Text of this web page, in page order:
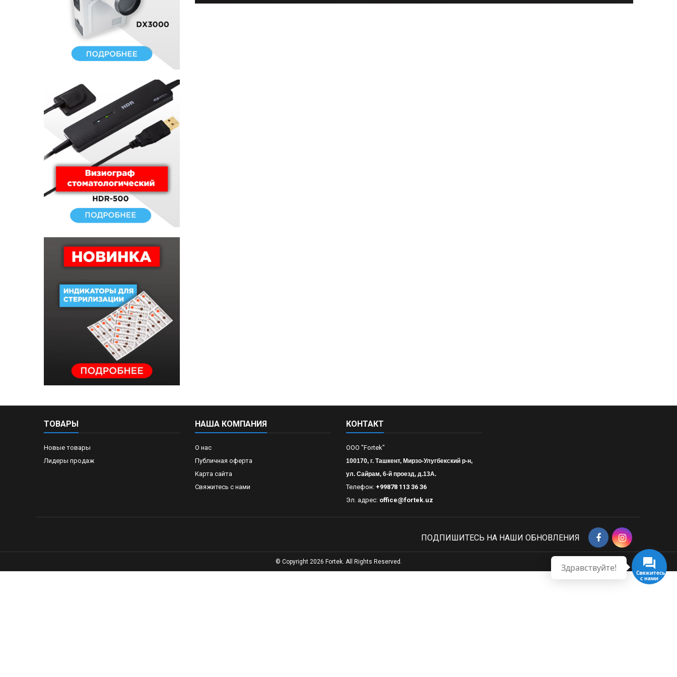
ТОВАРЫ
Новые товары
Лидеры продаж
НАША КОМПАНИЯ
О нас
Публичная оферта
Карта сайта
Свяжитесь с нами
КОНТАКТ
OOO "Fortek"
100170, г. Ташкент, Мирзо-Улугбекский р-н,
ул. Сайрам, 6-й проезд, д.13А.
Телефон: +99878 113 36 36
Эл. адрес: office@fortek.uz
Свяжитесь
с нами
Здравствуйте!
ПОДПИШИТЕСЬ НА НАШИ ОБНОВЛЕНИЯ
© Copyright 2026 Fortek. All Rights Reserved.